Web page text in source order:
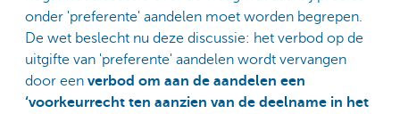
onder 'preferente' aandelen moet worden begrepen.
De wet beslecht nu deze discussie: het verbod op de
uitgifte van 'preferente' aandelen wordt vervangen
door een verbod om aan de aandelen een
‘voorkeurrecht ten aanzien van de deelname in het